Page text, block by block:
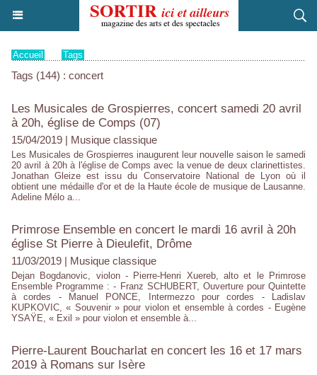
Accueil Tags
Tags (144) : concert
Les Musicales de Grospierres, concert samedi 20 avril
à 20h, église de Comps (07)
15/04/2019 | Musique classique
Les Musicales de Grospierres inaugurent leur nouvelle saison le samedi
20 avril à 20h à l'église de Comps avec la venue de deux clarinettistes.
Jonathan Gleize est issu du Conservatoire National de Lyon où il
obtient une médaille d'or et de la Haute école de musique de Lausanne.
Adeline Mélo a...
Primrose Ensemble en concert le mardi 16 avril à 20h
église St Pierre à Dieulefit, Drôme
11/03/2019 | Musique classique
Dejan Bogdanovic, violon - Pierre-Henri Xuereb, alto et le Primrose
Ensemble Programme : - Franz SCHUBERT, Ouverture pour Quintette
à cordes - Manuel PONCE, Intermezzo pour cordes - Ladislav
KUPKOVIC, « Souvenir » pour violon et ensemble à cordes - Eugène
YSAŸE, « Exil » pour violon et ensemble à...
Pierre-Laurent Boucharlat en concert les 16 et 17 mars
2019 à Romans sur Isère